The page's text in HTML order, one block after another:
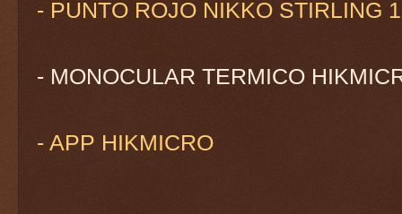
- PUNTO ROJO NIKKO STIRLING
- MONOCULAR TERMICO
- APP HIKMICRO